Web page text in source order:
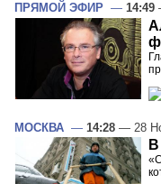
ПРЯМОЙ ЭФИР — 14:49
МОСКВА — 14:28 — 28